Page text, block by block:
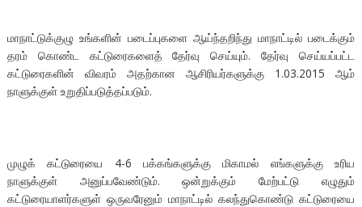
மாநாட்டுக்குழு உங்களின் படைப்புகளை ஆய்ந்தறிந்து மாநாட்டில் படைக்கும்
தரம் கொண்ட கட்டுரைகளைத் தேர்வு செய்யும். தேர்வு செய்யப்பட்ட
கட்டுரைகளின் விவரம் அதற்கான ஆசிரியர்களுக்கு 1.03.2015 ஆம்
நாளுக்குள் உறுதிப்படுத்தப்படும்.
முழுக் கட்டுரையை 4-6 பக்கங்களுக்கு மிகாமல் எங்களுக்கு உரிய
நாளுக்குள் அனுப்பவேண்டும். ஒன்றுக்கும் மேற்பட்டு எழுதும்
கட்டுரையாளர்களுள் ஒருவரேனும் மாநாட்டில் கலந்துகொண்டு கட்டுரையை